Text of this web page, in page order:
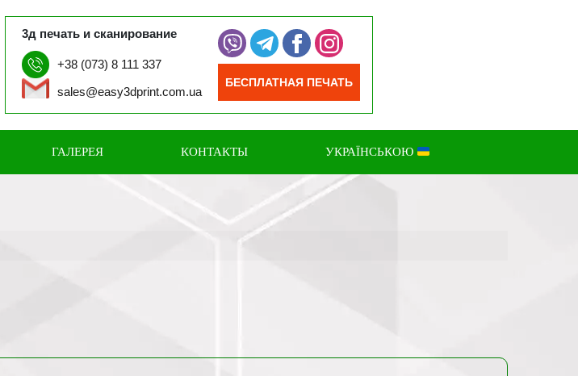
3д печать и сканирование
+38 (073) 8 111 337
sales@easy3dprint.com.ua
БЕСПЛАТНАЯ ПЕЧАТЬ
ГАЛЕРЕЯ КОНТАКТЫ УКРАЇНСЬКОЮ